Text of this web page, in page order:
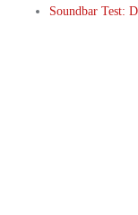
Soundbar Test: